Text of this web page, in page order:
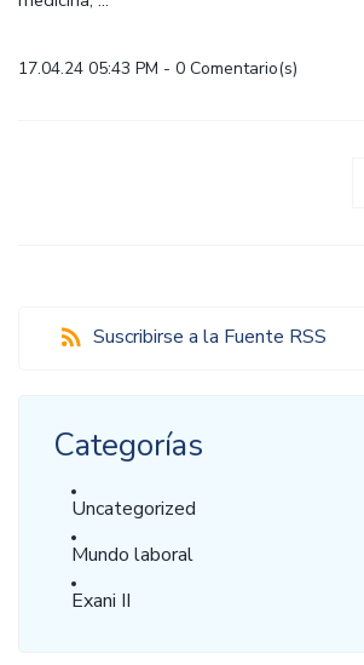
17.04.24 05:43 PM - 0 Comentario(s)
Suscribirse a la Fuente RSS
Categorías
Uncategorized
Mundo laboral
Exani II